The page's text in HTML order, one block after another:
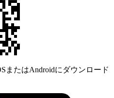
またはAndroidにダウンロード